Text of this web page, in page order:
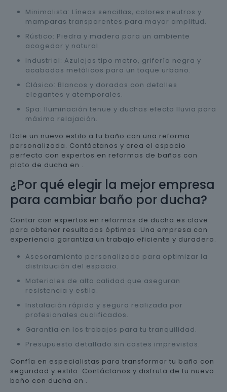
Minimalista: Líneas sencillas, colores neutros y
mamparas transparentes para mayor amplitud.
Rústico: Piedra y madera para un ambiente
acogedor y natural.
Industrial: Azulejos tipo metro, grifería negra y
acabados metálicos para un toque urbano.
Clásico: Blancos y dorados con detalles
elegantes y atemporales.
Spa: Iluminación tenue y duchas efecto lluvia para
máxima relajación.
Dale un nuevo estilo a tu baño con una reforma
personalizada. Contáctanos y crea el espacio
perfecto con expertos en reformas de baños con
plato de ducha en .
¿Por qué elegir la mejor empresa
para cambiar baño por ducha?
Contar con expertos en reformas de ducha es clave
para obtener resultados óptimos. Una empresa con
experiencia garantiza un trabajo eficiente y duradero.
Asesoramiento personalizado para optimizar la
distribución del espacio.
Materiales de alta calidad que aseguran
resistencia y estilo.
Instalación rápida y segura realizada por
profesionales cualificados.
Garantía en los trabajos para tu tranquilidad.
Presupuesto detallado sin costes imprevistos.
Confía en especialistas para transformar tu baño con
seguridad y estilo. Contáctanos y disfruta de tu nuevo
baño con ducha en .